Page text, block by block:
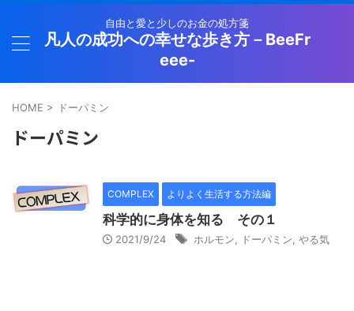
自由と愛と少しのお金の処方箋
凡人の成功への幸せな歩き方－BeeFr
eee-
HOME > ドーパミン
ドーパミン
COMPLEX よりよく生活する方法編
科学的に身体を知る その１
2021/9/24 ホルモン ドーパミン やる気